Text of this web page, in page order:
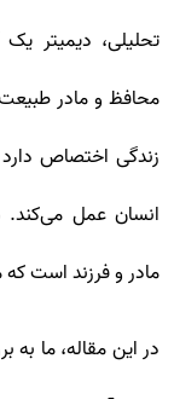
تحلیلی، دیمیتر
محافظ و مادر
زندگی اختصاص
انسان عمل می‌کند.
مادر و فرزند است
در این مقاله، ما